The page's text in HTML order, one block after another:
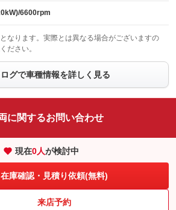
：装備あり
フロントカメラ
：装備なし
：装備なし
ルーフレール
：装備なし
：装備なし
6600rpm
なります。実際とは異なる場合がございますの
ださい。
グで車種情報を詳しく見る
に関するお問い合わせ
現在0人が検討中
在庫確認・見積り依頼(無料)
来店予約